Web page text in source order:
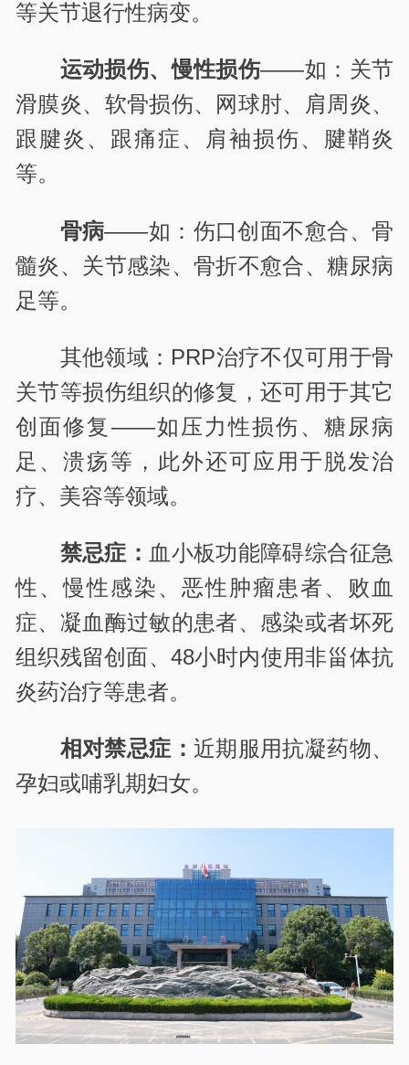
等关节退行性病变。
运动损伤、慢性损伤——如：关节
滑膜炎、软骨损伤、网球肘、肩周炎、
跟腱炎、跟痛症、肩袖损伤、腱鞘炎
等。
骨病——如：伤口创面不愈合、骨
髓炎、关节感染、骨折不愈合、糖尿病
足等。
其他领域：PRP治疗不仅可用于骨
关节等损伤组织的修复，还可用于其它
创面修复——如压力性损伤、糖尿病
足、溃疡等，此外还可应用于脱发治
疗、美容等领域。
禁忌症： 血小板功能障碍综合征急
性、慢性感染、恶性肿瘤患者、败血
症、凝血酶过敏的患者、感染或者坏死
组织残留创面、48小时内使用非甾体抗
炎药治疗等患者。
相对禁忌症： 近期服用抗凝药物、
孕妇或哺乳期妇女。